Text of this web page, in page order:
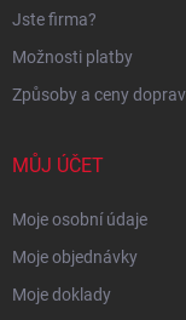
Jste firma?
Možnosti platby
Způsoby a ceny
MŮJ ÚČET
Moje osobní údaje
Moje objednávky
Moje doklady